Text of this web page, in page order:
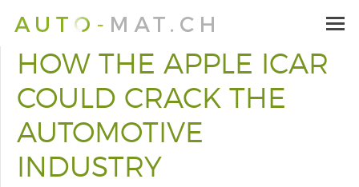
HOW THE APPLE ICAR
COULD CRACK THE
AUTOMOTIVE
INDUSTRY